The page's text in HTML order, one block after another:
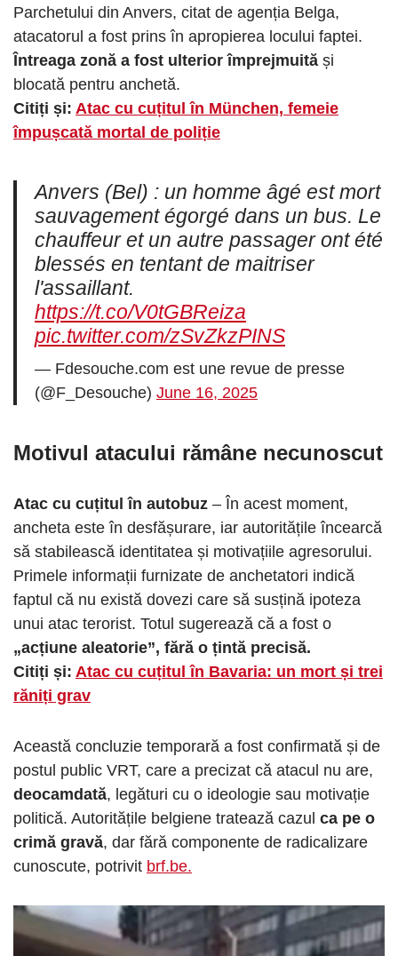
Parchetului din Anvers, citat de agenția Belga,
atacatorul a fost prins în apropierea locului faptei.
Întreaga zonă a fost ulterior împrejmuită și
blocată pentru anchetă.
Citiți și: Atac cu cuțitul în München, femeie
împușcată mortal de poliție
Anvers (Bel) : un homme âgé est mort
sauvagement égorgé dans un bus. Le
chauffeur et un autre passager ont été
blessés en tentant de maitriser
l'assaillant.
https://t.co/V0tGBReiza
pic.twitter.com/zSvZkzPINS
— Fdesouche.com est une revue de presse
(@F_Desouche) June 16, 2025
Motivul atacului rămâne necunoscut
Atac cu cuțitul în autobuz – În acest moment,
ancheta este în desfășurare, iar autoritățile încearcă
să stabilească identitatea și motivațiile agresorului.
Primele informații furnizate de anchetatori indică
faptul că nu există dovezi care să susțină ipoteza
unui atac terorist. Totul sugerează că a fost o
„acțiune aleatorie”, fără o țintă precisă.
Citiți și: Atac cu cuțitul în Bavaria: un mort și trei
răniți grav
Această concluzie temporară a fost confirmată și de
postul public VRT, care a precizat că atacul nu are,
deocamdată, legături cu o ideologie sau motivație
politică. Autoritățile belgiene tratează cazul ca pe o
crimă gravă, dar fără componente de radicalizare
cunoscute, potrivit brf.be.